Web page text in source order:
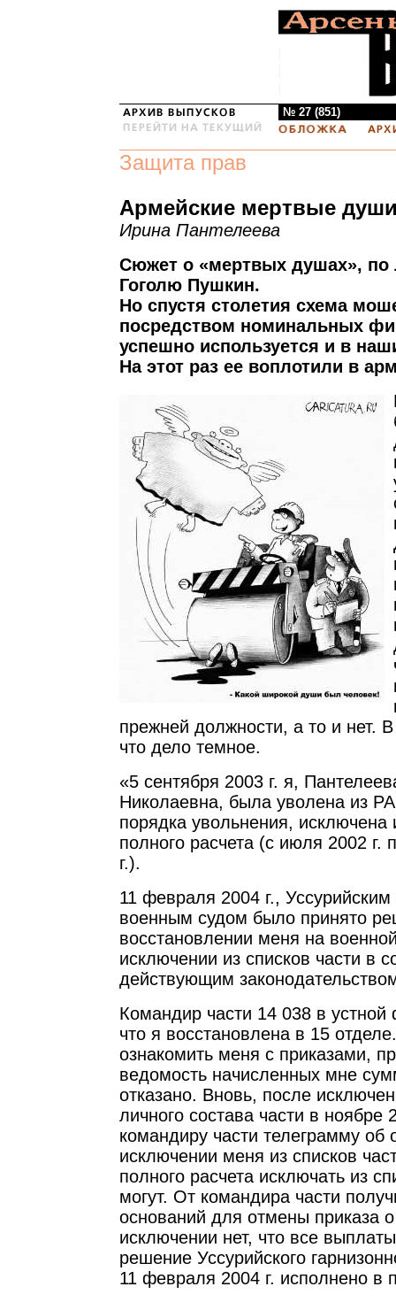
№ 27 (851)
Защита прав
Армейские мертвые
Ирина Пантелеева
Сюжет о «мертвых душах», по
Гоголю Пушкин.
Но спустя столетия схема
посредством номинальных
успешно используется и в
На этот раз ее воплотили в
прежней должности, а то и нет.
что дело темное.
«5 сентября 2003 г. я,
Николаевна, была уволена из
порядка увольнения, исключена
полного расчета (с июля 2002 г.
г.).
11 февраля 2004 г.,
военным судом было принято
восстановлении меня на
исключении из списков части в
действующим
Командир части 14 038 в
что я восстановлена в 15
ознакомить меня с приказами,
ведомость начисленных мне
отказано. Вновь, после
личного состава части в ноябре
командиру части телеграмму об
исключении меня из списков
полного расчета исключать из
могут. От командира части
оснований для отмены приказа
исключении нет, что все
решение Уссурийского
11 февраля 2004 г. исполнено в